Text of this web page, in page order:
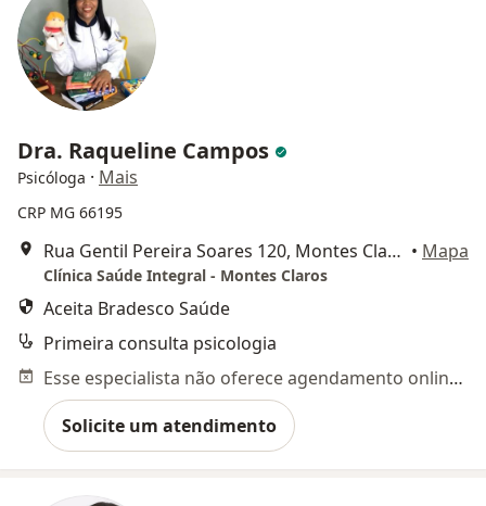
Dra. Raqueline Campos
Psicóloga · Mais
CRP MG 66195
Rua Gentil Pereira Soares 120, Montes Claros • Mapa
Clínica Saúde Integral - Montes Claros
Aceita Bradesco Saúde
Primeira consulta psicologia
Esse especialista não oferece agendamento online para esse endereço.
Solicite um atendimento